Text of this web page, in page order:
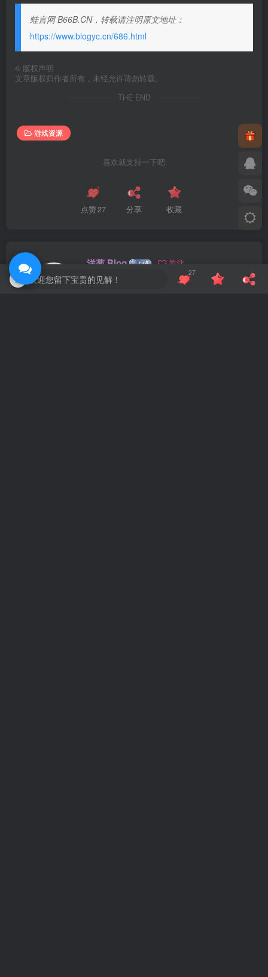
蛙言网 B66B.CN，转载请注明原文地址：
https://www.blogyc.cn/686.html
© 版权声明
文章版权归作者所有，未经允许请勿转载。
THE END
游戏资源
喜欢就支持一下吧
点赞27 分享 收藏
洋葱 Blog 关注
448 5.4W+
欢迎您留下宝贵的见解！
27